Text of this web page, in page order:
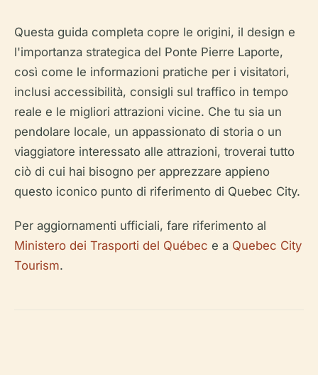
Questa guida completa copre le origini, il design e
l'importanza strategica del Ponte Pierre Laporte,
così come le informazioni pratiche per i visitatori,
inclusi accessibilità, consigli sul traffico in tempo
reale e le migliori attrazioni vicine. Che tu sia un
pendolare locale, un appassionato di storia o un
viaggiatore interessato alle attrazioni, troverai tutto
ciò di cui hai bisogno per apprezzare appieno
questo iconico punto di riferimento di Quebec City.
Per aggiornamenti ufficiali, fare riferimento al
Ministero dei Trasporti del Québec e a Quebec City
Tourism.